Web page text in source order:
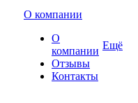
О компании
О
компании
Отзывы
Контакты
Ещё